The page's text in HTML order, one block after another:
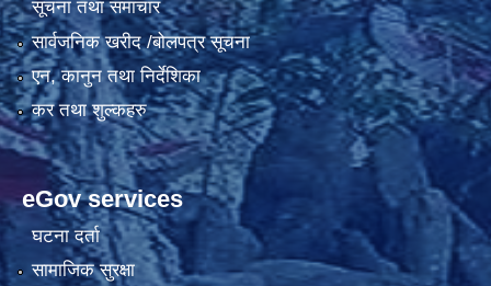
सूचना तथा समाचार
सार्वजनिक खरीद /बोलपत्र सूचना
एन, कानुन तथा निर्देशिका
कर तथा शुल्कहरु
eGov services
घटना दर्ता
सामाजिक सुरक्षा